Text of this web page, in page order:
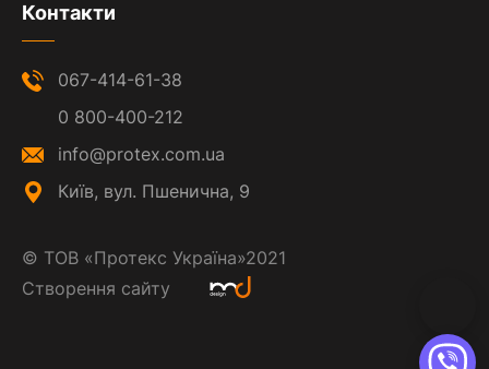
Контакти
067-414-61-38
0 800-400-212
info@protex.com.ua
Київ, вул. Пшенична, 9
© ТОВ «Протекс Україна»2021
Створення сайту